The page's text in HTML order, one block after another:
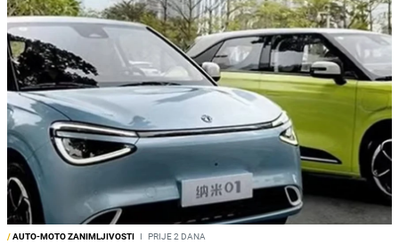
/AUTO-MOTO ZANIMLJIVOSTI I PRIJE 2 DANA